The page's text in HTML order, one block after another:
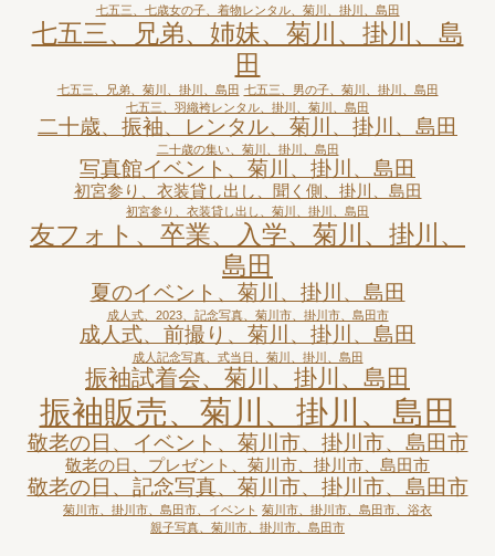
七五三、七歳女の子、着物レンタル、菊川、掛川、島田
七五三、兄弟、姉妹、菊川、掛川、島
田
七五三、兄弟、菊川、掛川、島田 七五三、男の子、菊川、掛川、島田
七五三、羽織袴レンタル、掛川、菊川、島田
二十歳、振袖、レンタル、菊川、掛川、島田
二十歳の集い、菊川、掛川、島田
写真館イベント、菊川、掛川、島田
初宮参り、衣装貸し出し、聞く側、掛川、島田
初宮参り、衣装貸し出し、菊川、掛川、島田
友フォト、卒業、入学、菊川、掛川、
島田
夏のイベント、菊川、掛川、島田
成人式、2023、記念写真、菊川市、掛川市、島田市
成人式、前撮り、菊川、掛川、島田
成人記念写真、式当日、菊川、掛川、島田
振袖試着会、菊川、掛川、島田
振袖販売、菊川、掛川、島田
敬老の日、イベント、菊川市、掛川市、島田市
敬老の日、プレゼント、菊川市、掛川市、島田市
敬老の日、記念写真、菊川市、掛川市、島田市
菊川市、掛川市、島田市、イベント 菊川市、掛川市、島田市、浴衣
親子写真、菊川市、掛川市、島田市